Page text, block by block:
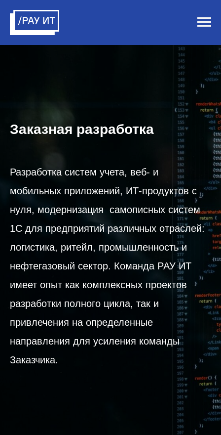
Заказная разработка
Разработка систем учета, веб- и
мобильных приложений, ИТ-продуктов с
нуля, модернизация самописных систем
1С для предприятий различных отраслей:
логистика, ритейл, промышленность и
нефтегазовый сектор. Команда РАУ ИТ
имеет опыт как комплексных проектов
разработки полного цикла, так и
привлечения на определенные
направления для усиления команды
Заказчика.